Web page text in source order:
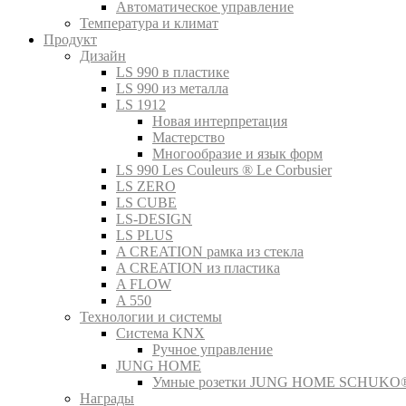
Автоматическое управление
Температура и климат
Продукт
Дизайн
LS 990 в пластике
LS 990 из металла
LS 1912
Новая интерпретация
Мастерство
Многообразие и язык форм
LS 990 Les Couleurs ® Le Corbusier
LS ZERO
LS CUBE
LS-DESIGN
LS PLUS
A CREATION рамка из стекла
A CREATION из пластика
A FLOW
A 550
Технологии и системы
Система KNX
Ручное управление
JUNG HOME
Умные розетки JUNG HOME
Награды